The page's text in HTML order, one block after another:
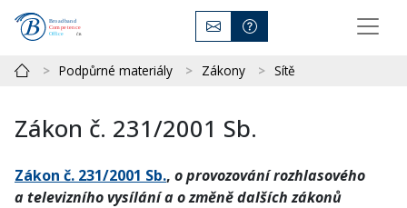
Podpůrné materiály Zákony Sítě
Zákon č. 231/2001 Sb.
Zákon č. 231/2001 Sb., o provozování rozhlasového
a televizního vysílání a o změně dalších zákonů